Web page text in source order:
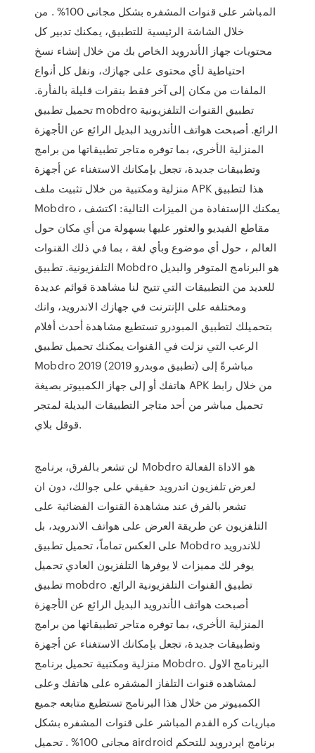
المباشر على قنوات المشفره بشكل مجانى 100% . من
خلال الشاشة الرئيسية للتطبيق، يمكنك تدبير كل
محتويات جهاز الأندرويد الخاص بك من خلال إنشاء نسخ
احتياطية لأي محتوى على جهازك، ونقل كل أنواع
الملفات من مكان إلى آخر فقط بنقرات قليلة بالفأرة.
تحميل تطبيق mobdro تطبيق القنوات التلفزيونية
الرائع. أصبحت هواتف الأندرويد البديل الرائع عن الأجهزة
المنزلية الأخرى، بما توفره متاجر تطبيقاتها من برامج
وتطبيقات جديدة، تجعل بإمكانك الاستغناء عن أجهزة
منزلية ومكتبية من خلال تثبيت ملف APK هذا لتطبيق
Mobdro ، يمكنك الإستفادة من الميزات التالية: اكتشف
مقاطع الفيديو والعثور عليها بسهولة من أي مكان حول
العالم ، حول أي موضوع وبأي لغة ، بما في ذلك القنوات
التلفزيونية. تطبيق Mobdro هو البرنامج المتوفر والبديل
للعديد من التطبيقات التي تتيح لنا مشاهدة قوائم عديدة
ومختلفه على الإنترنت في جهازك الاندرويد، وانك
بتحميلك لتطبيق المبودرو تستطيع مشاهدة أحدث أفلام
الرعب التي نزلت في القنوات يمكنك تحميل تطبيق
Mobdro 2019 (تطبيق موبدرو 2019) مباشرةً إلى
هاتفك أو إلى جهاز الكمبيوتر بصيغة APK من خلال رابط
تحميل مباشر من أحد متاجر التطبيقات البديلة لمتجر
قوقل بلاي.
لن تشعر بالفرق، برنامج Mobdro هو الاداة الفعالة
لعرض تلفزيون اندرويد حقيقي على جوالك، دون ان
تشعر بالفرق عند مشاهدة القنوات الفضائية على
التلفزيون عن طريقة العرض على هواتف الاندرويد، بل
على العكس تماماً، تحميل تطبيق Mobdro للاندرويد
يوفر لك مميزات لا يوفرها التلفزيون العادي تحميل
تطبيق mobdro تطبيق القنوات التلفزيونية الرائع.
أصبحت هواتف الأندرويد البديل الرائع عن الأجهزة
المنزلية الأخرى، بما توفره متاجر تطبيقاتها من برامج
وتطبيقات جديدة، تجعل بإمكانك الاستغناء عن أجهزة
منزلية ومكتبية تحميل برنامج Mobdro. البرنامج الاول
لمشاهده قنوات التلفاز المشفره على هاتفك وعلى
الكمبيوتر من خلال هذا البرنامج تستطيع متابعه جميع
مباريات كره القدم المباشر على قنوات المشفره بشكل
مجانى 100% . تحميل airdroid برنامج ايردرويد للتحكم